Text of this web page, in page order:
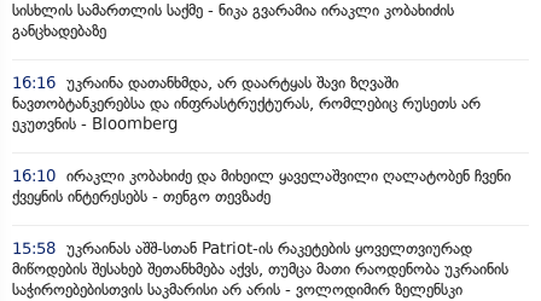
სისხლის სამართლის საქმე - ნიკა გვარამია ირაკლი კობახიძის
განცხადებაზე
16:16 უკრაინა დათანხმდა, არ დაარტყას შავი ზღვაში
ნავთობტანკერებსა და ინფრასტრუქტურას, რომლებიც რუსეთს არ
ეკუთვნის - Bloomberg
16:10 ირაკლი კობახიძე და მიხეილ ყაველაშვილი ღალატობენ ჩვენი
ქვეყნის ინტერესებს - თენგო თევზაძე
15:58 უკრაინას აშშ-სთან Patriot-ის რაკეტების ყოველთვიურად
მიწოდების შესახებ შეთანხმება აქვს, თუმცა მათი რაოდენობა უკრაინის
საჭიროებებისთვის საკმარისი არ არის - ვოლოდიმირ ზელენსკი